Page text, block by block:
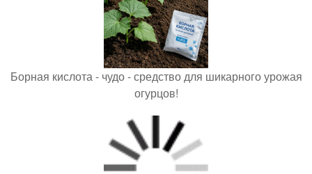
Борная кислота - чудо - средство для шикарного урожая
огурцов!